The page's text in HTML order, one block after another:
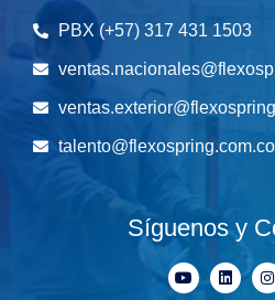
PBX (+57) 317 431 1503
talento@flexospring.com.co
Síguenos y